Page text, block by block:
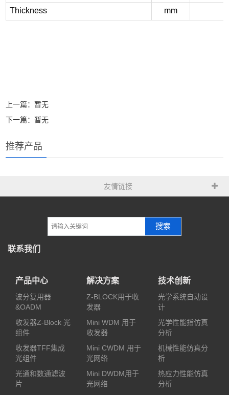
Thickness mm
上一篇：暂无
下一篇：暂无
推荐产品
友情链接
搜索
联系我们
产品中心
波分复用器
&OADM
收发器Z-Block 光
组件
收发器TFF集成
光组件
光通和数通滤波
片
解决方案
Z-BLOCK用于收
发器
Mini WDM 用于
收发器
Mini CWDM 用于
光网络
Mini DWDM用于
光网络
技术创新
光学系统自动设
计
光学性能指仿真
分析
机械性能仿真分
析
热应力性能仿真
分析